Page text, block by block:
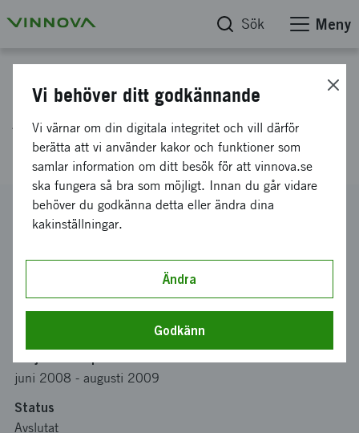
Sök Meny
ACCESSORIES 2.0 -
högteknologisk haute couture
Diarienummer
2008-01238
Koordinator
Bidrag från Vinnova
juni 2008 - augusti 2009
Status
Avslutat
Vi behöver ditt godkännande
Vi värnar om din digitala integritet och vill därför
berätta att vi använder kakor och funktioner som
samlar information om ditt besök för att vinnova.se
ska fungera så bra som möjligt. Innan du går vidare
behöver du godkänna detta eller ändra dina
kakinställningar.
Ändra
Godkänn